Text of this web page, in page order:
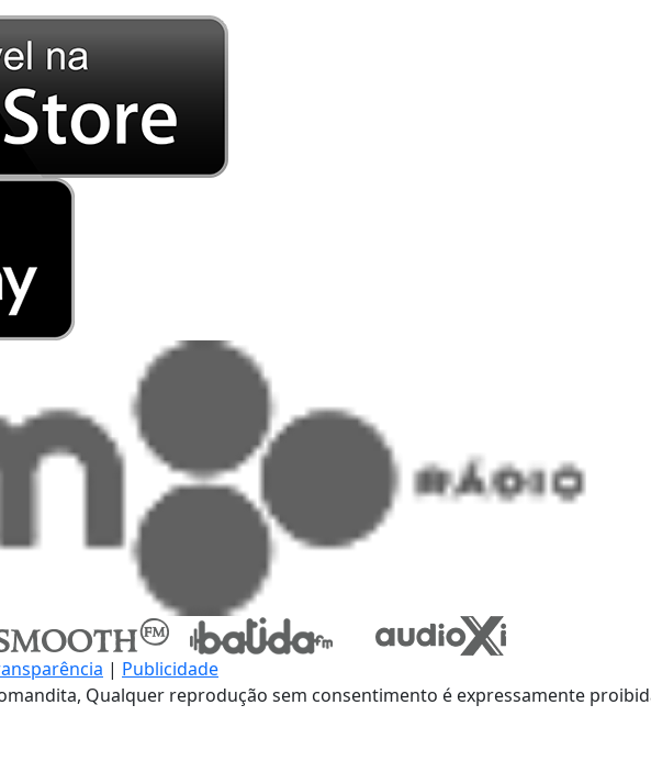
| Publicidade
Qualquer reprodução sem consentimento é expressamente